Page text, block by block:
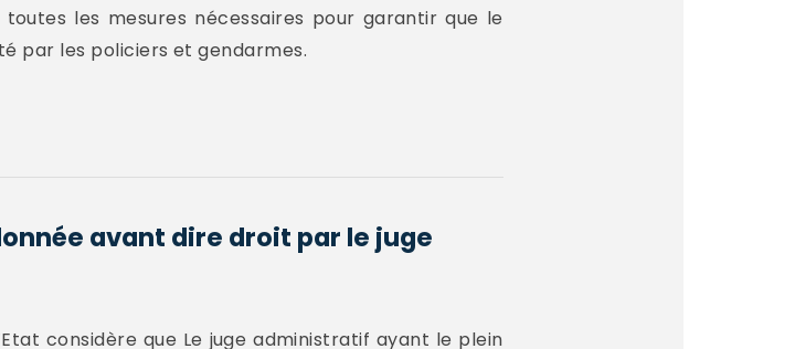
les mesures nécessaires pour garantir que le
par les policiers et gendarmes.
avant dire droit par le juge
considère que Le juge administratif ayant le plein